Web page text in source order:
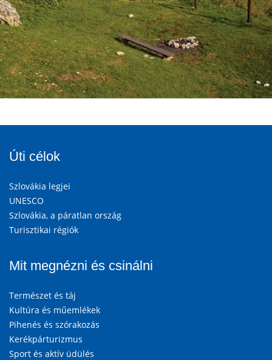
Úti célok
Szlovákia legjei
UNESCO
Szlovákia, a páratlan ország
Turisztikai régiók
Mit megnézni és csinálni
Természet és táj
Kultúra és műemlékek
Pihenés és szórakozás
Kerékpárturizmus
Sport és aktív üdülés